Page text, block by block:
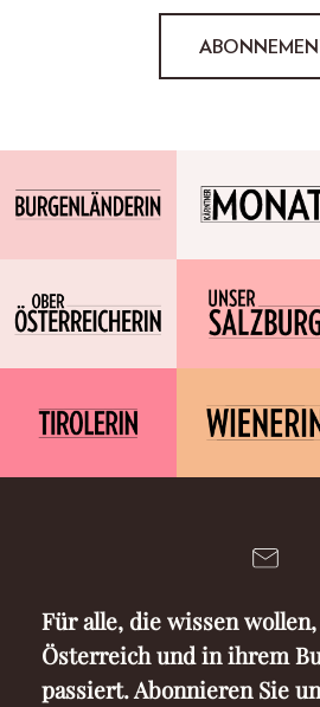
Für alle, die wissen
Österreich und in ihrem
passiert. Abonnieren Sie